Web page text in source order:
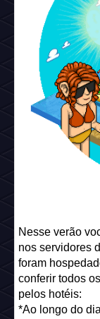
Nesse verão
nos servidores
foram
conferir todos
pelos hotéis:
*Ao longo do